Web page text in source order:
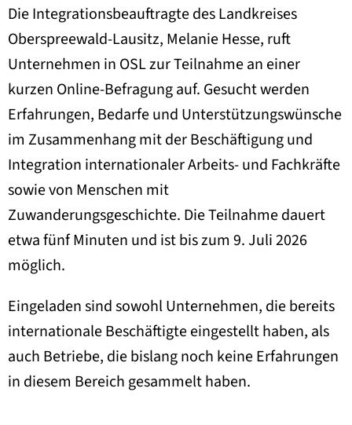
Die Integrationsbeauftragte des Landkreises
Oberspreewald-Lausitz, Melanie Hesse, ruft
Unternehmen in OSL zur Teilnahme an einer
kurzen Online-Befragung auf. Gesucht werden
Erfahrungen, Bedarfe und Unterstützungswünsche
im Zusammenhang mit der Beschäftigung und
Integration internationaler Arbeits- und Fachkräfte
sowie von Menschen mit
Zuwanderungsgeschichte. Die Teilnahme dauert
etwa fünf Minuten und ist bis zum 9. Juli 2026
möglich.
Eingeladen sind sowohl Unternehmen, die bereits
internationale Beschäftigte eingestellt haben, als
auch Betriebe, die bislang noch keine Erfahrungen
in diesem Bereich gesammelt haben.